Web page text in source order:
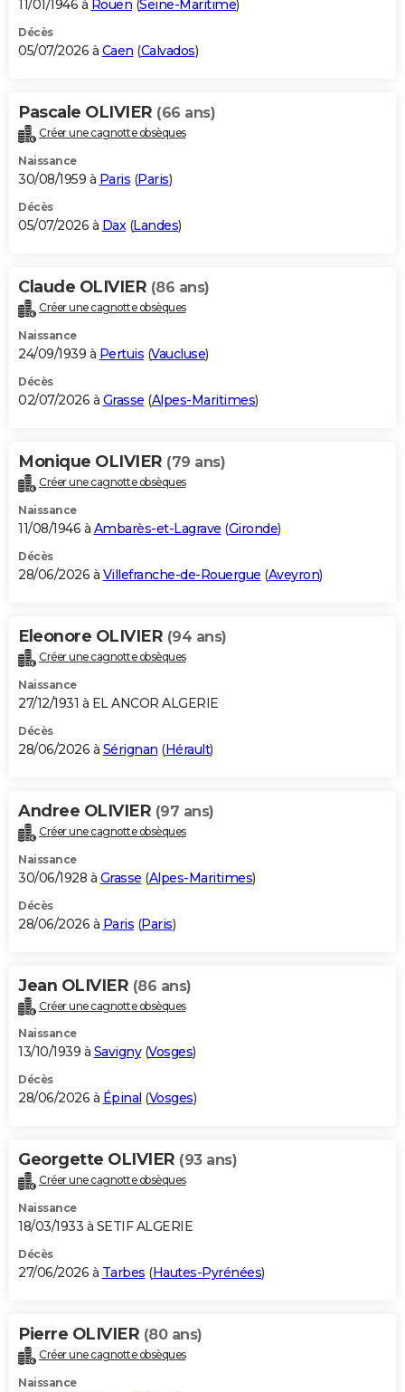
11/01/1946 à Rouen (Seine-Maritime)
Décès
05/07/2026 à Caen (Calvados)
Pascale OLIVIER (66 ans)
Créer une cagnotte obsèques
Naissance
30/08/1959 à Paris (Paris)
Décès
05/07/2026 à Dax(Landes)
Claude OLIVIER (86 ans)
Créer une cagnotte obsèques
Naissance
24/09/1939 à Pertuis (Vaucluse)
Décès
02/07/2026 à Grasse (Alpes-Maritimes)
Monique OLIVIER (79 ans)
Créer une cagnotte obsèques
Naissance
11/08/1946 à Ambarès-et-Lagrave (Gironde)
Décès
28/06/2026 à Villefranche-de-Rouergue (Aveyron)
Eleonore OLIVIER (94 ans)
Créer une cagnotte obsèques
Naissance
27/12/1931 à EL ANCOR ALGERIE
Décès
28/06/2026 à Sérignan (Hérault)
Andree OLIVIER (97 ans)
Créer une cagnotte obsèques
Naissance
30/06/1928 à Grasse (Alpes-Maritimes)
Décès
28/06/2026 à Paris (Paris)
Jean OLIVIER (86 ans)
Créer une cagnotte obsèques
Naissance
13/10/1939 à Savigny(Vosges)
Décès
28/06/2026 à Épinal (Vosges)
Georgette OLIVIER (93 ans)
Créer une cagnotte obsèques
Naissance
18/03/1933 à SETIF ALGERIE
Décès
27/06/2026 à Tarbes (Hautes-Pyrénées)
Pierre OLIVIER (80 ans)
Créer une cagnotte obsèques
Naissance